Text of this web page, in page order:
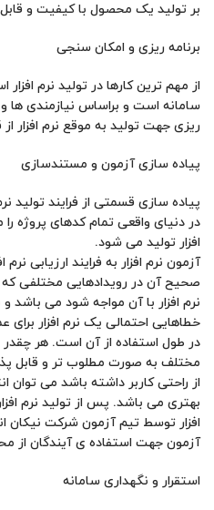
بر تولید یک محصول با کیفیت و قابل
برنامه ریزی و امکان سنجی
از مهم ترین کارها در تولید نرم
سامانه است و براساس نیازمندی ها
ریزی جهت تولید به موقع نرم افزار
پیاده سازی آزمون و مستندسازی
پیاده سازی قسمتی از فرایند تولید
در دنیای واقعی تمام کدهای پروژه
افزار تولید می شود.
آزمون نرم افزار به فرایند ارزیابی
صحیح آن در رویدادهایی مختلفی
نرم افزار با آن مواجه شود می باشد
خطاهایی احتمالی یک نرم افزار
در طول استفاده از آن است. هر چقدر
مختلف به صورت مطلوب تر و قابل
از راحتی کاربر داشته باشد می توان
بهتری می باشد. پس از تولید نرم
افزار توسط تیم آزمون شرکت نیکان
آزمون جهت استفاده ی آیندگان از
استقرار و نگهداری سامانه